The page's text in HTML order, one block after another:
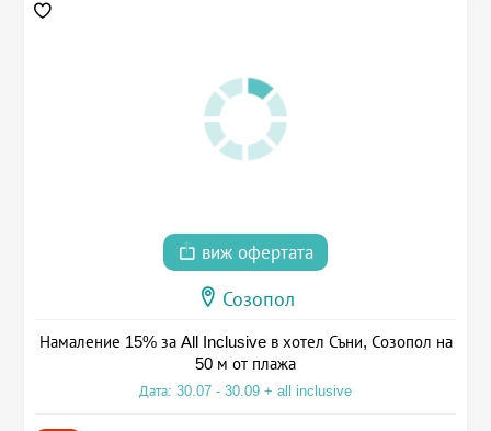
виж офертата
Созопол
Намаление 15% за All Inclusive в хотел Съни, Созопол на
50 м от плажа
Дата: 30.07 - 30.09 + all inclusive